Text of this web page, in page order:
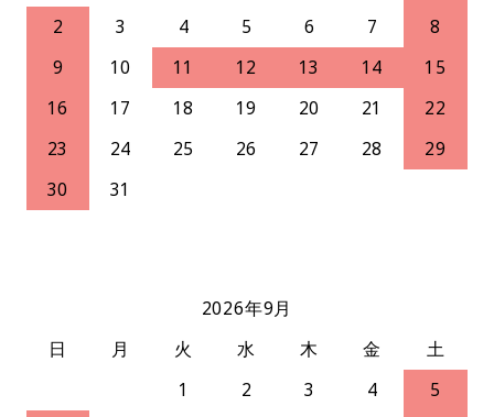
2
3 4 5 6 7
8
9
10 11 12 13 14
15
16
17 18 19 20 21
22
23
24 25 26 27 28
29
30
31
2026年9月
日
月 火 水 木 金
土
1
2 3 4
5